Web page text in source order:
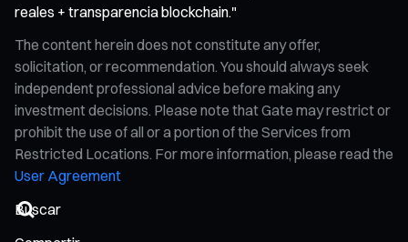
reales + transparencia blockchain."
The content herein does not constitute any offer,
solicitation, or recommendation. You should always seek
independent professional advice before making any
investment decisions. Please note that Gate may restrict or
prohibit the use of all or a portion of the Services from
Restricted Locations. For more information, please read the
User Agreement